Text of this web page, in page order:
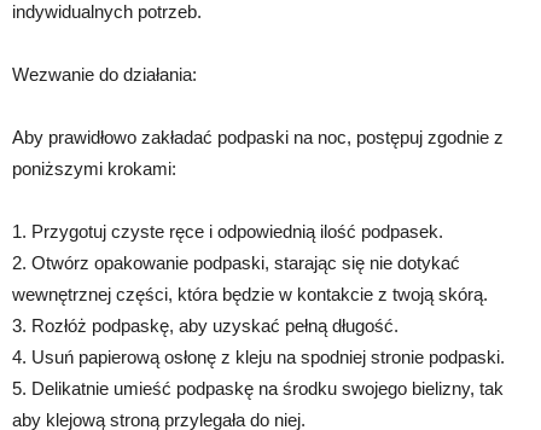
indywidualnych potrzeb.
Wezwanie do działania:
Aby prawidłowo zakładać podpaski na noc, postępuj zgodnie z
poniższymi krokami:
1. Przygotuj czyste ręce i odpowiednią ilość podpasek.
2. Otwórz opakowanie podpaski, starając się nie dotykać
wewnętrznej części, która będzie w kontakcie z twoją skórą.
3. Rozłóż podpaskę, aby uzyskać pełną długość.
4. Usuń papierową osłonę z kleju na spodniej stronie podpaski.
5. Delikatnie umieść podpaskę na środku swojego bielizny, tak
aby klejową stroną przylegała do niej.